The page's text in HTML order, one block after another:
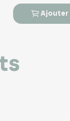
 
Ajouter